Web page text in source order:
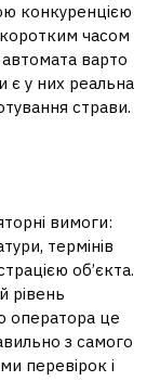
конкуренцією
часом
варто
є у них реальна
страви.
вимоги:
термінів
об’єкта.
рівень
оператора це
з самого
перевірок і